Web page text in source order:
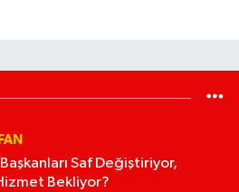
Saf Değiştiriyor,
Bekliyor?